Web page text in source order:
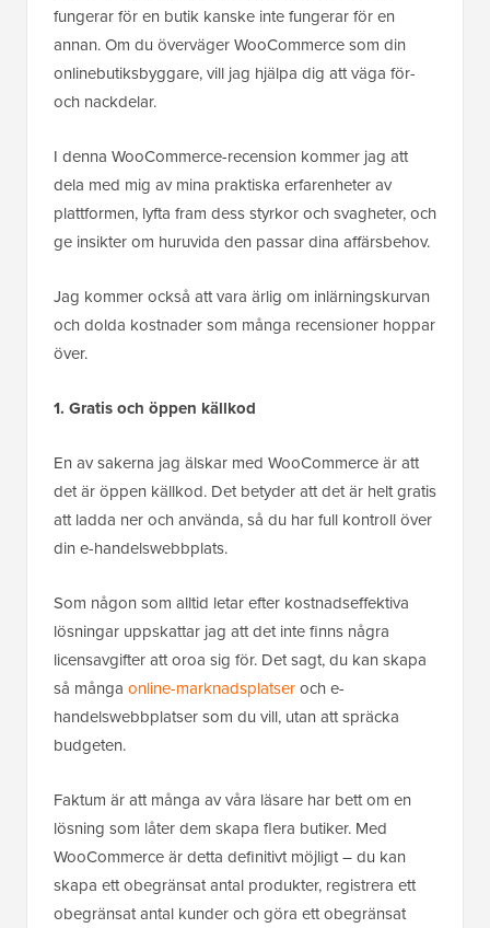
fungerar för en butik kanske inte fungerar för en
annan. Om du överväger WooCommerce som din
onlinebutiksbyggare, vill jag hjälpa dig att väga för-
och nackdelar.
I denna WooCommerce-recension kommer jag att
dela med mig av mina praktiska erfarenheter av
plattformen, lyfta fram dess styrkor och svagheter, och
ge insikter om huruvida den passar dina affärsbehov.
Jag kommer också att vara ärlig om inlärningskurvan
och dolda kostnader som många recensioner hoppar
över.
1. Gratis och öppen källkod
En av sakerna jag älskar med WooCommerce är att
det är öppen källkod. Det betyder att det är helt gratis
att ladda ner och använda, så du har full kontroll över
din e-handelswebbplats.
Som någon som alltid letar efter kostnadseffektiva
lösningar uppskattar jag att det inte finns några
licensavgifter att oroa sig för. Det sagt, du kan skapa
så många online-marknadsplatseroch e-
handelswebbplatser som du vill, utan att spräcka
budgeten.
Faktum är att många av våra läsare har bett om en
lösning som låter dem skapa flera butiker. Med
WooCommerce är detta definitivt möjligt – du kan
skapa ett obegränsat antal produkter, registrera ett
obegränsat antal kunder och göra ett obegränsat